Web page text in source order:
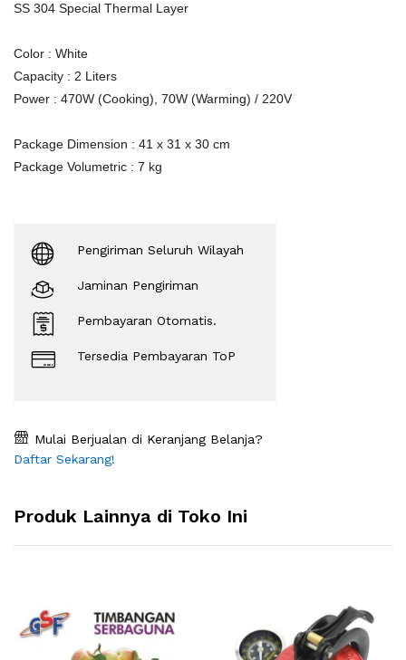
SS 304 Special Thermal Layer
Color : White
Capacity : 2 Liters
Power : 470W (Cooking), 70W (Warming) / 220V
Package Dimension : 41 x 31 x 30 cm
Package Volumetric : 7 kg
Pengiriman Seluruh Wilayah
Jaminan Pengiriman
Pembayaran Otomatis.
Tersedia Pembayaran ToP
Mulai Berjualan di Keranjang Belanja?
Daftar Sekarang!
Produk Lainnya di Toko Ini